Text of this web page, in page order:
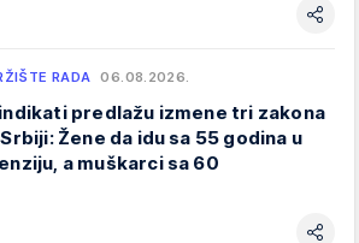
RADA 06.08.2026.
predlažu izmene tri zakona
Žene da idu sa 55 godina u
a muškarci sa 60